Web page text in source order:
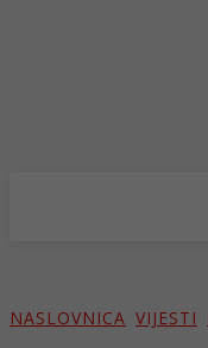
NASLOVNICA VIJESTI